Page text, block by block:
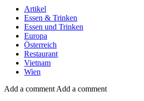
Artikel
Essen & Trinken
Essen und Trinken
Europa
Österreich
Restaurant
Vietnam
Wien
Add a comment Add a comment